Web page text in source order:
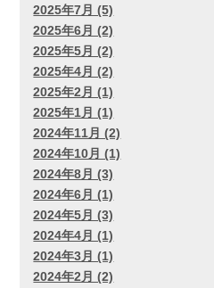
2025年7月 (5)
2025年6月 (2)
2025年5月 (2)
2025年4月 (2)
2025年2月 (1)
2025年1月 (1)
2024年11月 (2)
2024年10月 (1)
2024年8月 (3)
2024年6月 (1)
2024年5月 (3)
2024年4月 (1)
2024年3月 (1)
2024年2月 (2)